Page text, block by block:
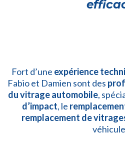
Fort d’une expérience
Fabio et Damien sont des
du vitrage automobile,
d’impact, le
remplacement de